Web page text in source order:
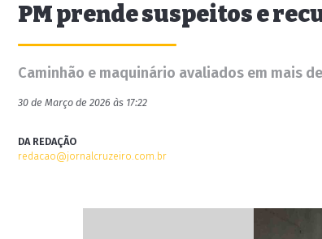
PM prende suspeitos e
Caminhão e maquinário avaliados em mais
30 de Março de 2026 às 17:22
DA REDAÇÃO
redacao@jornalcruzeiro.com.br